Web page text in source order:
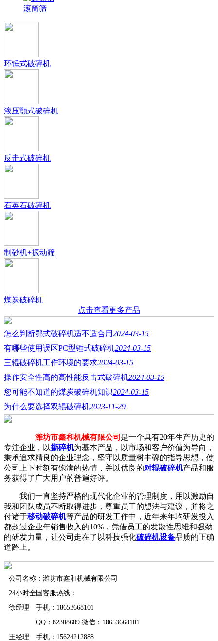
滚筒筛
环锤式破碎机
液压颚式破碎机
反击式破碎机
石英石破碎机
制砂机+振动筛
煤炭破碎机
点击查看更多产品
怎么判断鄂式破碎机适不适合用2024-03-15
有哪些使用误区PC型锤式破碎机2024-03-15
三辊破碎机工作环境的要求2024-03-15
操作安全性高的高性能反击式破碎机2024-03-15
您可能不知道的煤炭破碎机知识2024-03-15
为什么要选择双辊破碎机2023-11-29
潍坊市鑫和机械有限公司 是一个具有20年生产历史的
专注企业，以撕碎机为基本产品，以市场和客户价值为导向，
秉承追求精良的企业理念，坚守以质量树丰碑的指导思想，使
公司上下时刻有饱满的热情，并以优良的对辊破碎机产品和服
务获得了广大用户的普遍好评。
我们一直坚持严格的现代化企业的管理制度，用以激励自
我和团队成员不断取得进步，尊重员工的想法与建议，并将之
付诸于移动破碎机等产品的研发工作中，近年来年均研发投入
都超过企业年销售收入的10%，凭借员工的发散性思维和强劲
的研发力量，让公司走在了以科技强化破碎机设备品质的正确
道路上。
公司名称：潍坊市鑫和机械有限公司
24小时全国客服热线：
徐经理 手机：18653668101
QQ：82308689 微信：18653668101
王经理 手机：15624212888